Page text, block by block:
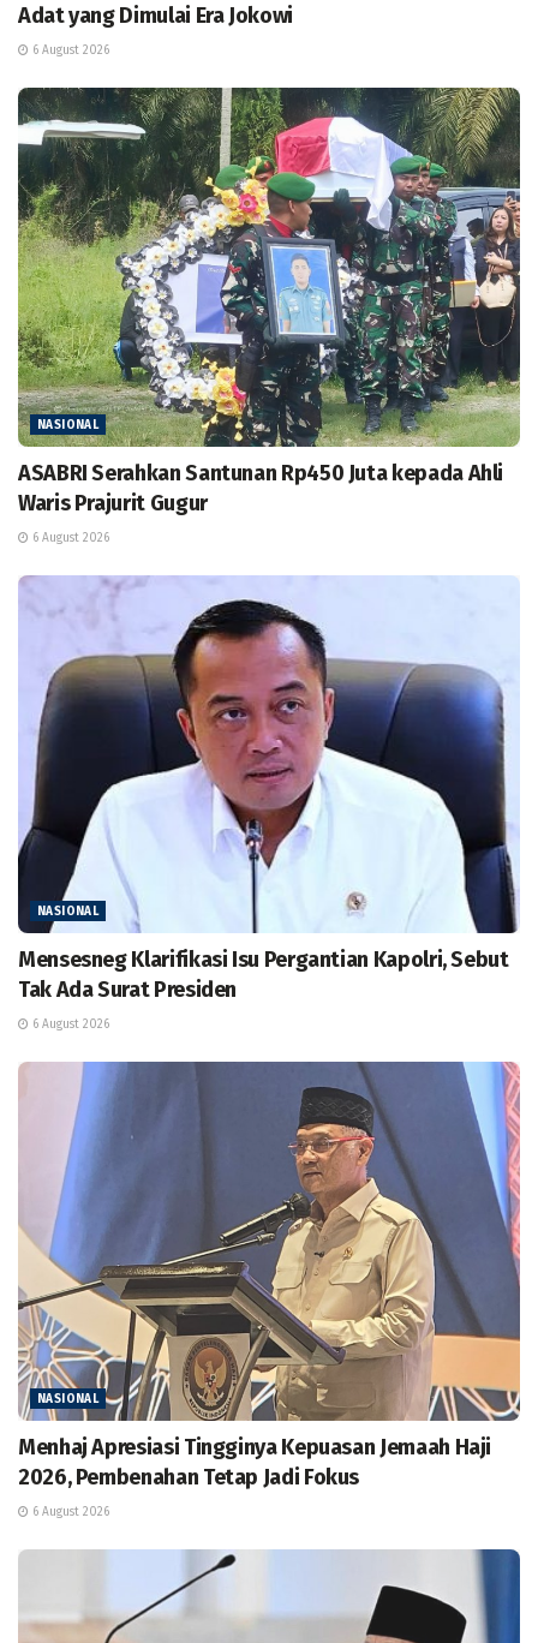
Adat yang Dimulai Era Jokowi
6 August 2026
NASIONAL
ASABRI Serahkan Santunan Rp450 Juta kepada Ahli
Waris Prajurit Gugur
6 August 2026
NASIONAL
Mensesneg Klarifikasi Isu Pergantian Kapolri, Sebut
Tak Ada Surat Presiden
6 August 2026
NASIONAL
Menhaj Apresiasi Tingginya Kepuasan Jemaah Haji
2026, Pembenahan Tetap Jadi Fokus
6 August 2026